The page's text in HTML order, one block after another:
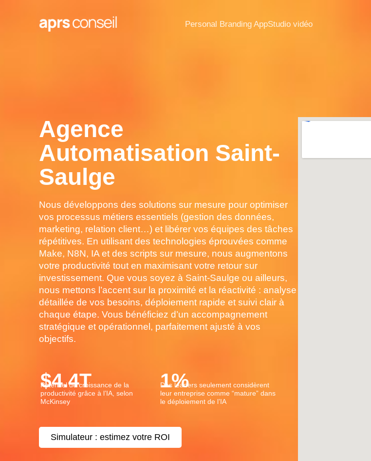
Personal Branding AppStudio vidéo
Agence
Automatisation Saint-
Saulge
Nous développons des solutions sur mesure pour optimiser
vos processus métiers essentiels (gestion des données,
marketing, relation client…) et libérer vos équipes des tâches
répétitives. En utilisant des technologies éprouvées comme
Make, N8N, IA et des scripts sur mesure, nous augmentons
votre productivité tout en maximisant votre retour sur
investissement. Que vous soyez à Saint-Saulge ou ailleurs,
nous mettons l’accent sur la proximité et la réactivité : analyse
détaillée de vos besoins, déploiement rapide et suivi clair à
chaque étape. Vous bénéficiez d’un accompagnement
stratégique et opérationnel, parfaitement ajusté à vos
objectifs.
Potentiel de croissance de la
productivité grâce à l’IA, selon
McKinsey
$4.4T
Des leaders seulement considèrent
leur entreprise comme “mature” dans
le déploiement de l’IA
1%
Simulateur : estimez votre ROI